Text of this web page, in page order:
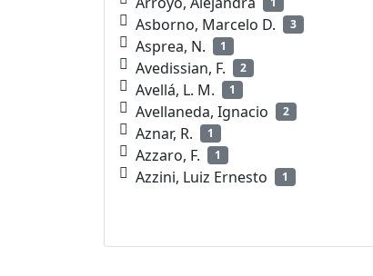
Asborno, Marcelo D. 3
Asprea, N. 1
Avedissian, F. 2
Avellá, L. M. 1
Avellaneda, Ignacio 2
Aznar, R. 1
Azzaro, F. 1
Azzini, Luiz Ernesto 1